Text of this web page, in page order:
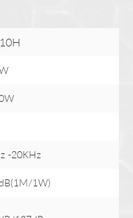
-20KHz
1W)